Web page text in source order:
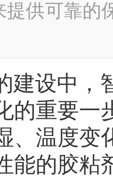
提供可靠的
建设中，
的重要一
、温度变
能的胶粘